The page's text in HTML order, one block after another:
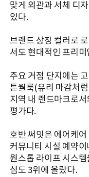
맞게 외관과 서체 디
있다.
브랜드 상징 컬러로
서도 현대적인 프리
주요 거점 단지에는
튼월룩(유리 마감처
지역 내 랜드마크로
평가다.
호반 써밋은 에어케
커뮤니티 시설 예약
원스톱 라이프 시스
심도 3위에 올랐다.